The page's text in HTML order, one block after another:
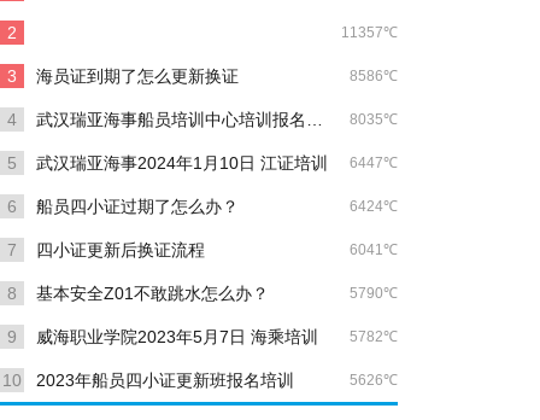
11357℃
2
船员证书过期，如何培训更新？
8586℃
3 海员证到期了怎么更新换证
8035℃
4
6447℃
5 武汉瑞亚海事2024年1月10日 江证培训
6424℃
6 船员四小证过期了怎么办？
6041℃
7 四小证更新后换证流程
5790℃
8 基本安全Z01不敢跳水怎么办？
5782℃
9 威海职业学院2023年5月7日 海乘培训
5626℃
10 2023年船员四小证更新班报名培训